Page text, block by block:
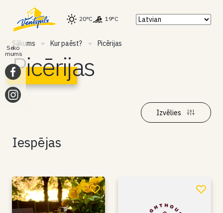
20°C 19°C
Sākums Kur paēst? Picērijas
Picērijas
Izvēlies
Iespējas
Atlasīt
Seko
mums